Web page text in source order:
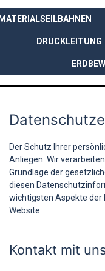
DRUCKLEITUNG
Der Schutz Ihrer
Anliegen. Wir
Grundlage der
diesen
wichtigsten Aspekte der
Website.
Kontakt mit